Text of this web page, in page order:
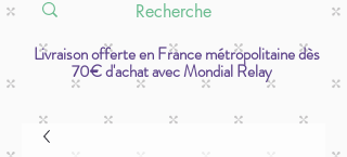
Livraison offerte en France métropolitaine dès
70€ d'achat avec Mondial Relay